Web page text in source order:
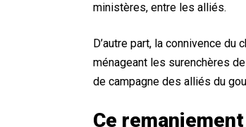
ministères, entre les alliés.
D’autre part, la connivence
ménageant les surenchères
de campagne des alliés du
Ce